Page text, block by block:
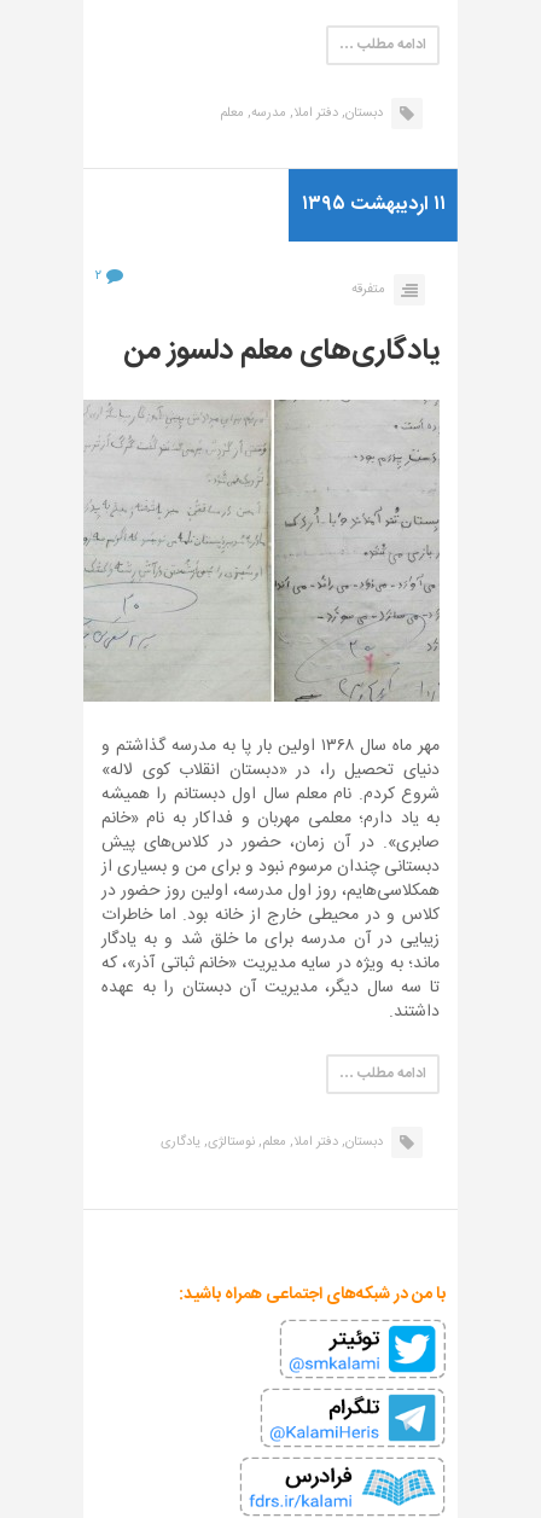
ادامه مطلب …
دبستان,دفتر املا, مدرسه, معلم
۱۱ اردیبهشت ۱۳۹۵
متفرقه
۲
یادگاری‌های معلم دلسوز من
مهر ماه سال ۱۳۶۸ اولین بار پا به مدرسه گذاشتم و
دنیای تحصیل را، در «دبستان انقلاب کوی لاله»
شروع کردم. نام معلم سال اول دبستانم را همیشه
به یاد دارم؛ معلمی مهربان و فداکار به نام «خانم
صابری». در آن زمان، حضور در کلاس‌های پیش
دبستانی چندان مرسوم نبود و برای من و بسیاری از
همکلاسی‌هایم، روز اول مدرسه، اولین روز حضور در
کلاس و در محیطی خارج از خانه بود. اما خاطرات
زیبایی در آن مدرسه برای ما خلق شد و به یادگار
ماند؛ به ویژه در سایه مدیریت «خانم ثباتی آذر»، که
تا سه سال دیگر، مدیریت آن دبستان را به عهده
داشتند.
ادامه مطلب …
دبستان,دفتر املا, معلم,نوستالژی, یادگاری
با من در شبکه‌های اجتماعی همراه باشید: